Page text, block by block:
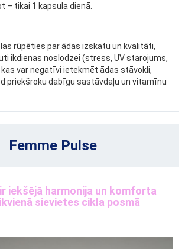
– tikai 1 kapsula dienā.
rūpēties par ādas izskatu un kvalitāti,
ikdienas noslodzei (stress, UV starojums,
var negatīvi ietekmēt ādas stāvokli,
priekšroku dabīgu sastāvdaļu un vitamīnu
Femme Pulse
iekšējā harmonija un komforta
sievietes cikla posmā